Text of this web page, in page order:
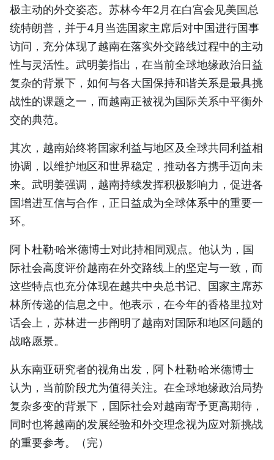
极主动的外交姿态。苏林今年2月在白宫会见美国总
统特朗普，并于4月当选国家主席后对中国进行国事
访问，充分体现了越南在落实外交路线过程中的主动
性与灵活性。武明姜指出，在当前全球地缘政治日益
复杂的背景下，如何与各大国保持和谐关系是最具挑
战性的课题之一，而越南正被视为国际关系中平衡外
交的典范。
其次，越南始终将国家利益与地区及全球共同利益相
协调，以维护地区和世界稳定，推动各方携手迈向未
来。武明姜强调，越南持续发挥积极影响力，促进各
国增进互信与合作，正日益成为全球体系中的重要一
环。
阿卜杜勒·哈米德博士对此持相同观点。他认为，国
际社会高度评价越南在外交路线上的坚定与一致，而
这些特点也充分体现在越共中央总书记、国家主席苏
林所传递的信息之中。他表示，在今年的香格里拉对
话会上，苏林进一步阐明了越南对国际和地区问题的
战略愿景。
从东南亚研究者的视角出发，阿卜杜勒·哈米德博士
认为，当前阶段尤为值得关注。在全球地缘政治局势
复杂多变的背景下，国际社会对越南寄予更高期待，
同时也将越南的发展经验和外交理念视为应对新挑战
的重要参考。（完）